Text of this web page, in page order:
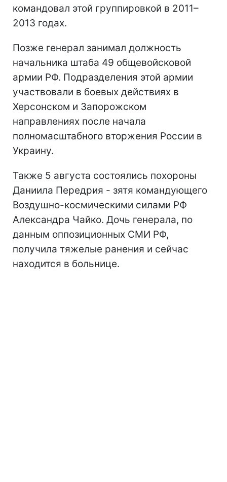
командовал этой группировкой в 2011–
2013 годах.
Позже генерал занимал должность
начальника штаба 49 общевойсковой
армии РФ. Подразделения этой армии
участвовали в боевых действиях в
Херсонском и Запорожском
направлениях после начала
полномасштабного вторжения России в
Украину.
Также 5 августа состоялись похороны
Даниила Передрия - зятя командующего
Воздушно-космическими силами РФ
Александра Чайко. Дочь генерала, по
данным оппозиционных СМИ РФ,
получила тяжелые ранения и сейчас
находится в больнице.